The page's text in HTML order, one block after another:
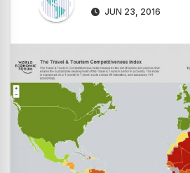
JUN 23, 2016